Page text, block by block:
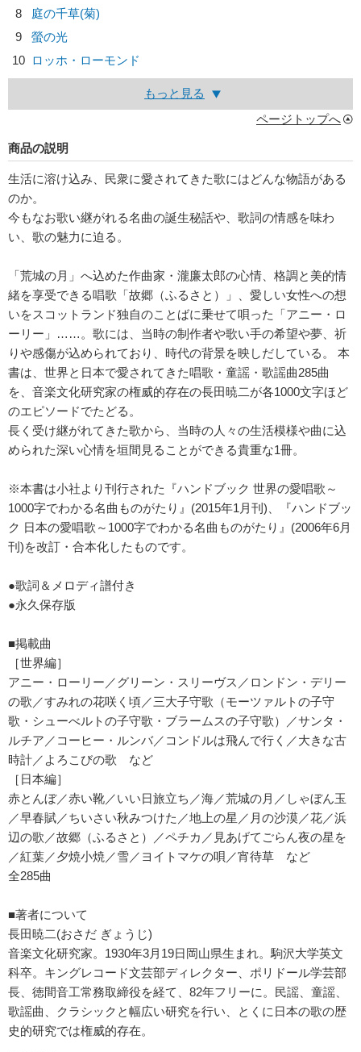
8
庭の千草(菊)
9
螢の光
10 ロッホ・ローモンド
もっと見る
ページトップへ
商品の説明
生活に溶け込み、民衆に愛されてきた歌にはどんな物語がある
のか。
今もなお歌い継がれる名曲の誕生秘話や、歌詞の情感を味わ
い、歌の魅力に迫る。
「荒城の月」へ込めた作曲家・瀧廉太郎の心情、格調と美的情
緒を享受できる唱歌「故郷（ふるさと）」、愛しい女性への想
いをスコットランド独自のことばに乗せて唄った「アニー・ロ
ーリー」……。歌には、当時の制作者や歌い手の希望や夢、祈
りや感傷が込められており、時代の背景を映しだしている。 本
書は、世界と日本で愛されてきた唱歌・童謡・歌謡曲285曲
を、音楽文化研究家の権威的存在の長田暁二が各1000文字ほど
のエピソードでたどる。
長く受け継がれてきた歌から、当時の人々の生活模様や曲に込
められた深い心情を垣間見ることができる貴重な1冊。
※本書は小社より刊行された『ハンドブック 世界の愛唱歌～
1000字でわかる名曲ものがたり』(2015年1月刊)、『ハンドブッ
ク 日本の愛唱歌～1000字でわかる名曲ものがたり』(2006年6月
刊)を改訂・合本化したものです。
●歌詞＆メロディ譜付き
●永久保存版
■掲載曲
［世界編］
アニー・ローリー／グリーン・スリーヴス／ロンドン・デリー
の歌／すみれの花咲く頃／三大子守歌（モーツァルトの子守
歌・シューべルトの子守歌・ブラームスの子守歌）／サンタ・
ルチア／コーヒー・ルンバ／コンドルは飛んで行く／大きな古
時計／よろこびの歌 など
［日本編］
赤とんぼ／赤い靴／いい日旅立ち／海／荒城の月／しゃぼん玉
／早春賦／ちいさい秋みつけた／地上の星／月の沙漠／花／浜
辺の歌／故郷（ふるさと）／ペチカ／見あげてごらん夜の星を
／紅葉／夕焼小焼／雪／ヨイトマケの唄／宵待草 など
全285曲
■著者について
長田暁二(おさだ ぎょうじ)
音楽文化研究家。1930年3月19日岡山県生まれ。駒沢大学英文
科卒。キングレコード文芸部ディレクター、ポリドール学芸部
長、徳間音工常務取締役を経て、82年フリーに。民謡、童謡、
歌謡曲、クラシックと幅広い研究を行い、とくに日本の歌の歴
史的研究では権威的存在。